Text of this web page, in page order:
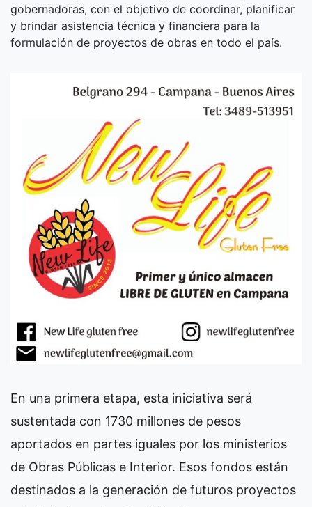
gobernadoras, con el objetivo de coordinar, planificar
y brindar asistencia técnica y financiera para la
formulación de proyectos de obras en todo el país.
En una primera etapa, esta iniciativa será
sustentada con 1730 millones de pesos
aportados en partes iguales por los ministerios
de Obras Públicas e Interior. Esos fondos están
destinados a la generación de futuros proyectos